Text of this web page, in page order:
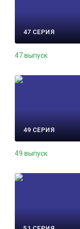
47 СЕРИЯ
47 выпуск
49 СЕРИЯ
49 выпуск